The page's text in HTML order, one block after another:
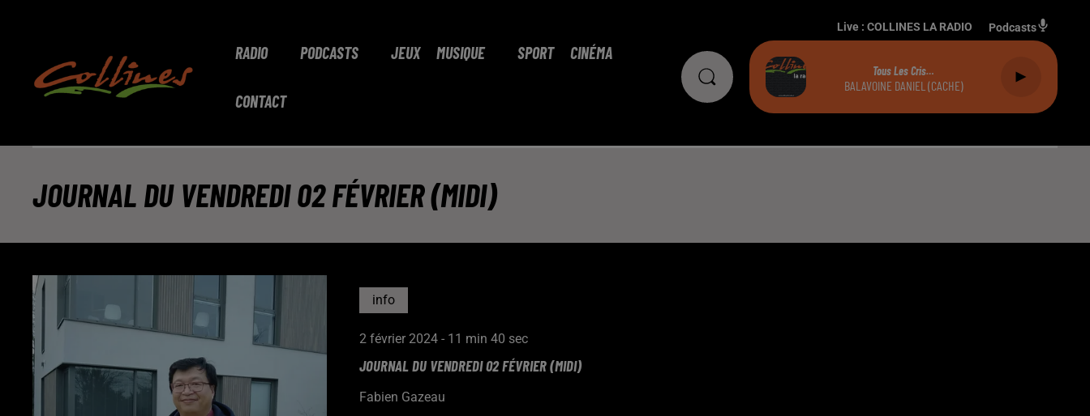
RADIO PODCASTS JEUX MUSIQUE SPORT CINÉMA
CONTACT
Live : COLLINES LA RADIO Podcasts
Tous Les Cris…
BALAVOINE DANIEL (CACHE)
JOURNAL DU VENDREDI 02 FÉVRIER (MIDI)
info
2 février 2024 - 11 min 40 sec
JOURNAL DU VENDREDI 02 FÉVRIER (MIDI)
Fabien Gazeau